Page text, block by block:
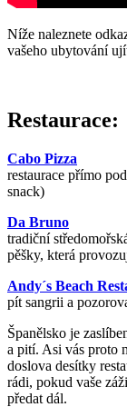
Níže naleznete
vašeho ubytování
Restaurace:
Cabo Pizza
restaurace přímo
snack)
Da Bruno
tradiční
pěšky, která
Andy´s Beach
pít sangrii a
Španělsko je
a pití. Asi vás proto
doslova desítky
rádi, pokud vaše
předat dál.